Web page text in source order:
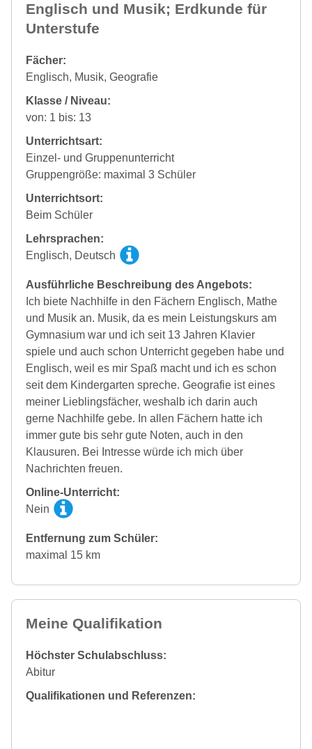
Englisch und Musik; Erdkunde für
Unterstufe
Fächer:
Englisch, Musik, Geografie
Klasse / Niveau:
von: 1 bis: 13
Unterrichtsart:
Einzel- und Gruppenunterricht
Gruppengröße: maximal 3 Schüler
Unterrichtsort:
Beim Schüler
Lehrsprachen:
Englisch, Deutsch
Ausführliche Beschreibung des Angebots:
Ich biete Nachhilfe in den Fächern Englisch, Mathe
und Musik an. Musik, da es mein Leistungskurs am
Gymnasium war und ich seit 13 Jahren Klavier
spiele und auch schon Unterricht gegeben habe und
Englisch, weil es mir Spaß macht und ich es schon
seit dem Kindergarten spreche. Geografie ist eines
meiner Lieblingsfächer, weshalb ich darin auch
gerne Nachhilfe gebe. In allen Fächern hatte ich
immer gute bis sehr gute Noten, auch in den
Klausuren. Bei Intresse würde ich mich über
Nachrichten freuen.
Online-Unterricht:
Nein
Entfernung zum Schüler:
maximal 15 km
Meine Qualifikation
Höchster Schulabschluss:
Abitur
Qualifikationen und Referenzen: